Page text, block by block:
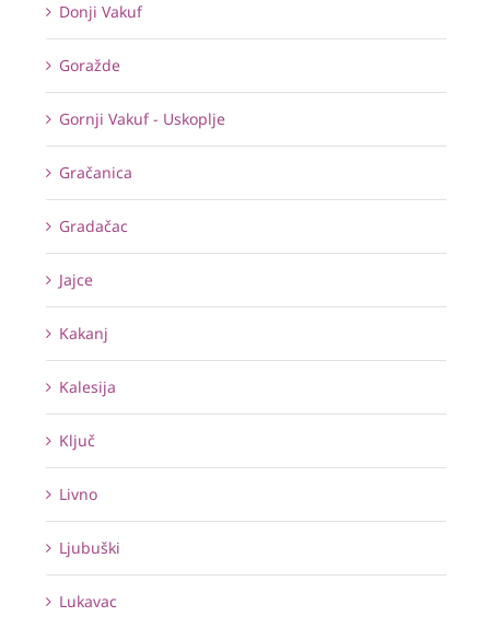
Donji Vakuf
Goražde
Gornji Vakuf - Uskoplje
Gračanica
Gradačac
Jajce
Kakanj
Kalesija
Ključ
Livno
Ljubuški
Lukavac